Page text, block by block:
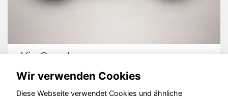
Kia Sportage
Wir verwenden Cookies
Diese Webseite verwendet Cookies und ähnliche